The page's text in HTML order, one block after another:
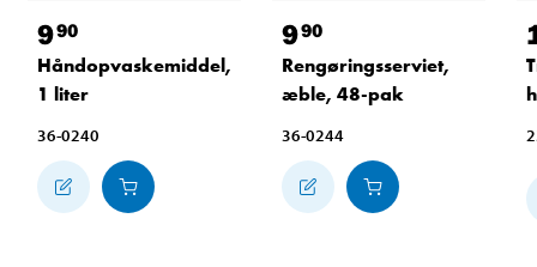
990
Håndopvaskemiddel,
1 liter
36-0240
990
Rengøringsserviet,
æble, 48-pak
36-0244